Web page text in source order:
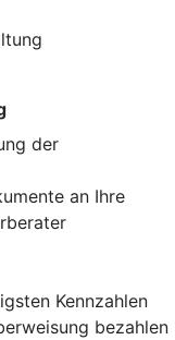
der
an Ihre
Kennzahlen
bezahlen